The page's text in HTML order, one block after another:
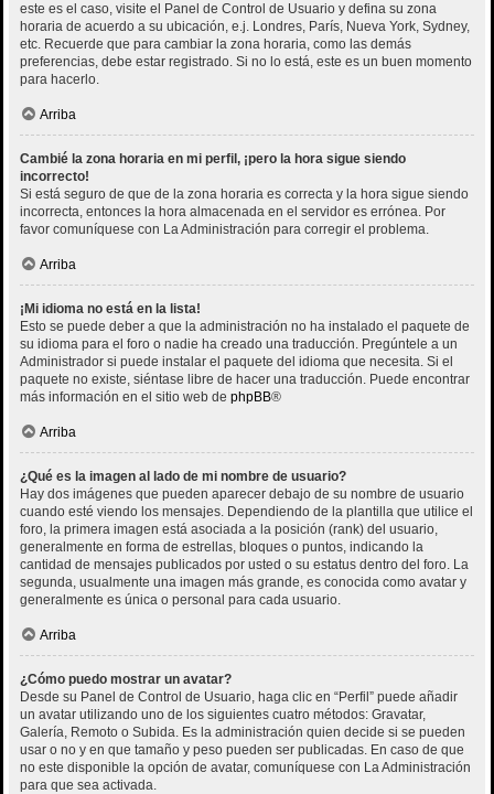
este es el caso, visite el Panel de Control de Usuario y defina su zona
horaria de acuerdo a su ubicación, e.j. Londres, París, Nueva York, Sydney,
etc. Recuerde que para cambiar la zona horaria, como las demás
preferencias, debe estar registrado. Si no lo está, este es un buen momento
para hacerlo.
Arriba
Cambié la zona horaria en mi perfil, ¡pero la hora sigue siendo
incorrecto!
Si está seguro de que de la zona horaria es correcta y la hora sigue siendo
incorrecta, entonces la hora almacenada en el servidor es errónea. Por
favor comuníquese con La Administración para corregir el problema.
Arriba
¡Mi idioma no está en la lista!
Esto se puede deber a que la administración no ha instalado el paquete de
su idioma para el foro o nadie ha creado una traducción. Pregúntele a un
Administrador si puede instalar el paquete del idioma que necesita. Si el
paquete no existe, siéntase libre de hacer una traducción. Puede encontrar
más información en el sitio web de phpBB®
Arriba
¿Qué es la imagen al lado de mi nombre de usuario?
Hay dos imágenes que pueden aparecer debajo de su nombre de usuario
cuando esté viendo los mensajes. Dependiendo de la plantilla que utilice el
foro, la primera imagen está asociada a la posición (rank) del usuario,
generalmente en forma de estrellas, bloques o puntos, indicando la
cantidad de mensajes publicados por usted o su estatus dentro del foro. La
segunda, usualmente una imagen más grande, es conocida como avatar y
generalmente es única o personal para cada usuario.
Arriba
¿Cómo puedo mostrar un avatar?
Desde su Panel de Control de Usuario, haga clic en “Perfil” puede añadir
un avatar utilizando uno de los siguientes cuatro métodos: Gravatar,
Galería, Remoto o Subida. Es la administración quien decide si se pueden
usar o no y en que tamaño y peso pueden ser publicadas. En caso de que
no este disponible la opción de avatar, comuníquese con La Administración
para que sea activada.